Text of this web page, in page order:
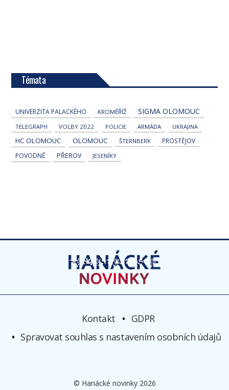
Témata
UNIVERZITA PALACKÉHO KROMĚŘÍŽ SIGMA OLOMOUC
TELEGRAPH VOLBY 2022 POLICIE ARMÁDA UKRAJINA
HC OLOMOUC OLOMOUC ŠTERNBERK PROSTĚJOV
POVODNĚ PŘEROV JESENÍKY
Kontakt
GDPR
Spravovat souhlas s nastavením osobních údajů
© Hanácké novinky 2026